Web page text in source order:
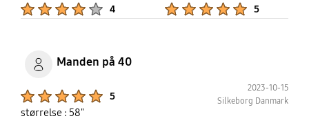
4 5
Manden på 40
5
2023-10-15
Silkeborg Danmark
størrelse : 58"